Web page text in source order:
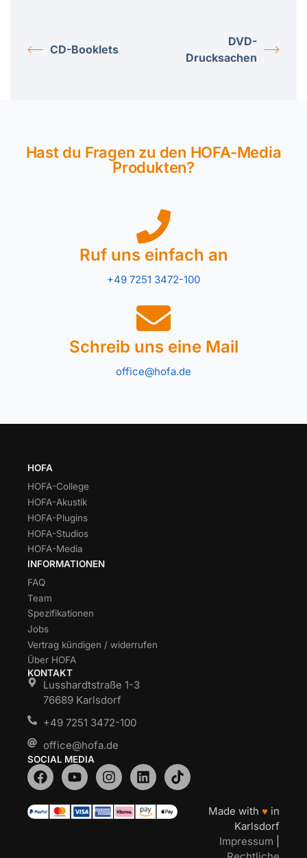
CD-Booklets
DVD-
Drucksachen
Hast du Fragen zu den HOFA-Media
Produkten?
Ruf uns einfach an
+49 7251 3472-100
Schreib uns eine Mail
office@hofa.de
HOFA
HOFA-College
HOFA-Akustik
HOFA-Plugins
HOFA-Studios
HOFA-Media
INFORMATIONEN
FAQ
Team
Spezifikationen
Jobs
Vertrag kündigen / widerrufen
Über HOFA
KONTAKT
Lusshardtstraße 1-3
76689 Karlsdorf
+49 7251 3472-100
office@hofa.de
SOCIAL MEDIA
Made with ♥ in
Karlsdorf
Impressum